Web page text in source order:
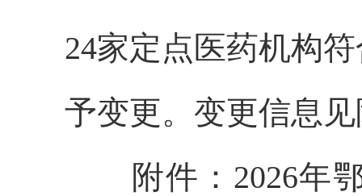
24家定点医药机构
予变更。变更信息
附件：2026年鄂